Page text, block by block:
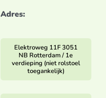
Adres:
Elektroweg 11F 3051
NB Rotterdam / 1e
verdieping (niet rolstoel
toegankelijk)